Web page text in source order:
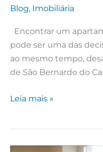
Blog, Imobiliária
Encontrar um
pode ser uma das
ao mesmo tempo,
de São Bernardo do
Leia mais »